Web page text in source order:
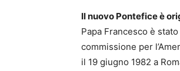
Il nuovo Pontefice è
Papa Francesco è
commissione per
il 19 giugno 1982 a